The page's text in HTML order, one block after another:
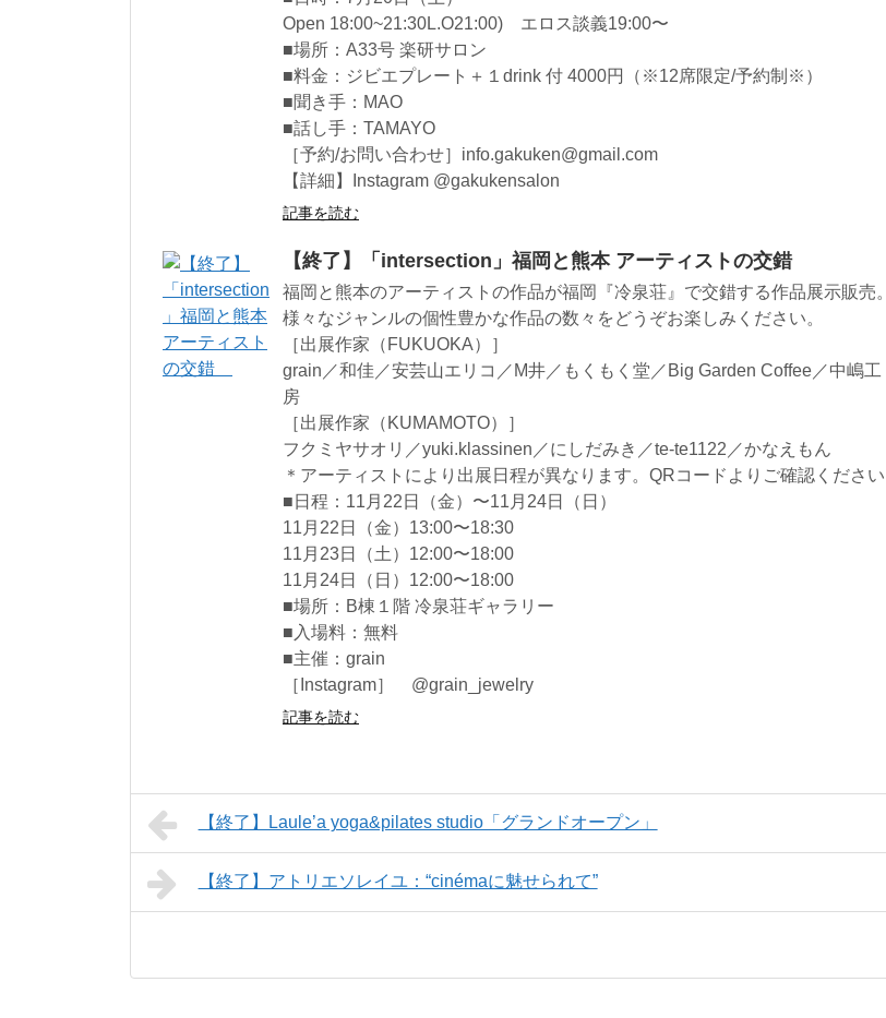
Open 18:00~21:30L.O21:00) エロス談義19:00〜
■場所：A33号 楽研サロン
■料金：ジビエプレート＋１drink 付 4000円（※12席限定/予約制※）
■聞き手：MAO
■話し手：TAMAYO
［予約/お問い合わせ］info.gakuken@gmail.com
【詳細】Instagram @gakukensalon
記事を読む
【終了】「intersection」福岡と熊本 アーティストの交錯
福岡と熊本のアーティストの作品が福岡『冷泉荘』で交錯する作品展示販売。
様々なジャンルの個性豊かな作品の数々をどうぞお楽しみください。
［出展作家（FUKUOKA）］
grain／和佳／安芸山エリコ／M井／もくもく堂／Big Garden Coffee／中嶋工
房
［出展作家（KUMAMOTO）］
フクミヤサオリ／yuki.klassinen／にしだみき／te-te1122／かなえもん
＊アーティストにより出展日程が異なります。QRコードよりご確認ください
■日程：11月22日（金）〜11月24日（日）
11月22日（金）13:00〜18:30
11月23日（土）12:00〜18:00
11月24日（日）12:00〜18:00
■場所：B棟１階 冷泉荘ギャラリー
■入場料：無料
■主催：grain
［Instagram］ @grain_jewelry
記事を読む
【終了】Laule’a yoga&pilates studio「グランドオープン」
【終了】アトリエソレイユ：“cinémaに魅せられて”